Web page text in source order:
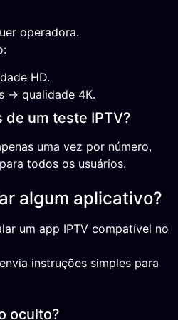
operadora.
HD.
→ qualidade 4K.
de um teste IPTV?
uma vez por número,
todos os usuários.
algum aplicativo?
um app IPTV compatível no
instruções simples para
oculto?